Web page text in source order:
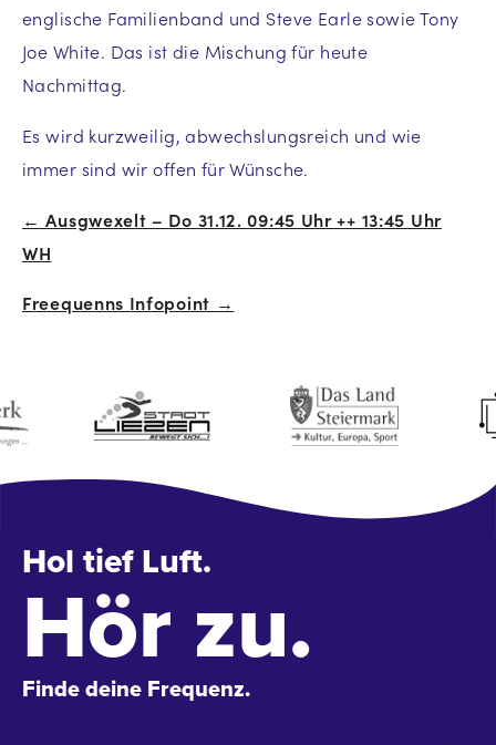
englische Familienband und Steve Earle sowie Tony
Joe White. Das ist die Mischung für heute
Nachmittag.
Es wird kurzweilig, abwechslungsreich und wie
immer sind wir offen für Wünsche.
Beitrags-
← Ausgwexelt – Do 31.12. 09:45 Uhr ++ 13:45 Uhr
WH
Freequenns Infopoint →
Hol tief Luft.
Hör zu.
Finde deine Frequenz.